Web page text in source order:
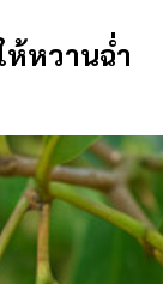
หวานฉ่ำ